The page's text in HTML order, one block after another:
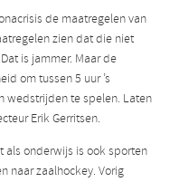
de maatregelen van
zien dat die niet
is jammer. Maar de
om tussen 5 uur ’s
wedstrijden te spelen. Laten
Erik Gerritsen.
als onderwijs is ook sporten
naar zaalhockey. Vorig